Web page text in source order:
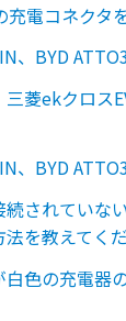
充電コネクタ
、BYD
菱ekクロス
、BYD
続されてい
を教えてくだ
白色の充電器